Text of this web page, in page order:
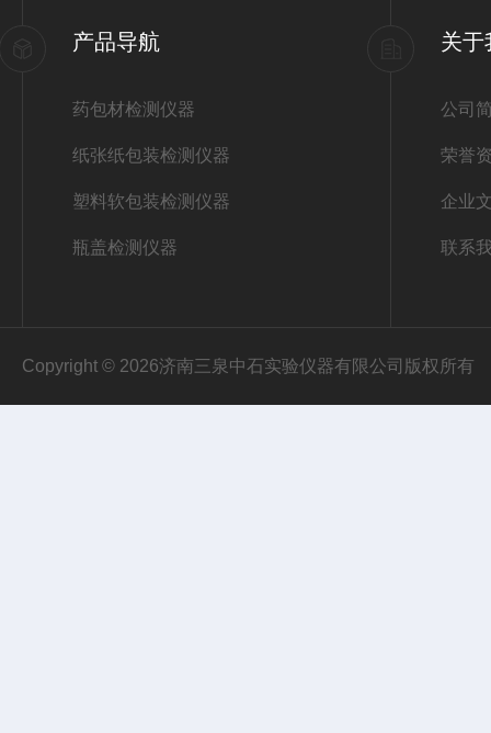
产品导航
药包材检测仪器
纸张纸包装检测仪器
塑料软包装检测仪器
瓶盖检测仪器
关于
公司
荣誉
企业
联系
Copyright © 2026济南三泉中石实验仪器有限公司版权所有